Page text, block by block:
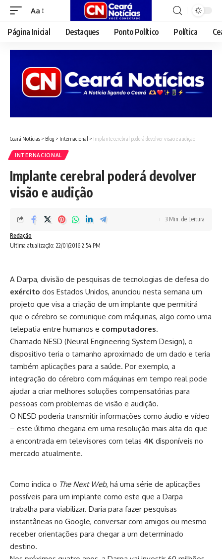
Font
Resizer
Aa
Página Inicial Destaques Ponto Político Política
Ceará Notícias > Blog > Internacional > Implante cerebral poderá devolver visão e audição
INTERNACIONAL
Implante cerebral poderá devolver
visão e audição
Ultima atualização: 22/01/2016 2:54 PM
Redação
3 Min. de Leitura
A Darpa, divisão de pesquisas de tecnologias de defesa do
exército dos Estados Unidos, anunciou nesta semana um
projeto que visa a criação de um implante que permitirá
que o cérebro se comunique com máquinas, algo como uma
telepatia entre humanos e computadores.
Chamado NESD (Neural Engineering System Design), o
dispositivo teria o tamanho aproximado de um dado e teria
também aplicações para a saúde. Por exemplo, a
integração do cérebro com máquinas em tempo real pode
ajudar a criar melhores soluções compensatórias para
pessoas com problemas de visão e audição.
O NESD poderia transmitir informações como áudio e vídeo
– este último chegaria em uma resolução mais alta do que
a encontrada em televisores com telas 4K disponíveis no
mercado atualmente.
Como indica o The Next Web, há uma série de aplicações
possíveis para um implante como este que a Darpa
trabalha para viabilizar. Daria para fazer pesquisas
instantâneas no Google, conversar com amigos ou mesmo
receber orientações para chegar a um determinado
destino.